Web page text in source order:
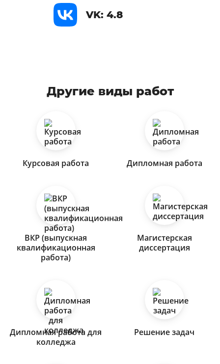
VK: 4.8
Другие виды работ
Курсовая работа Дипломная работа
ВКР (выпускная
квалификационная
работа)
Магистерская
диссертация
Дипломная работа для
колледжа
Решение задач